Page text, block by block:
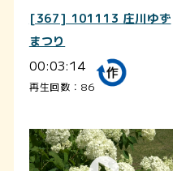
[367] 101113 庄川ゆず
まつり
00:03:14
再生回数：86